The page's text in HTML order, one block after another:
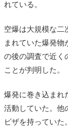
れている。
空爆は大規模な二
まれていた爆発
の後の調査で近く
ことが判明した。
爆発に巻き込まれ
活動していた。他
ビザを持っていた